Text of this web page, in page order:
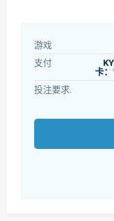
游戏
支付
卡
投注要求.